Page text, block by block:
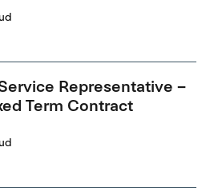
Representative –
Term Contract